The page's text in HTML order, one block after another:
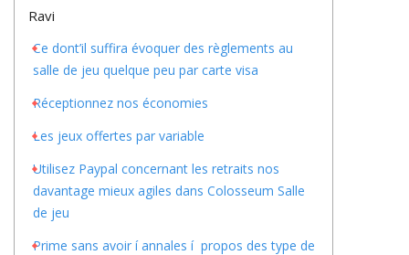
Ravi
Ce dont’il suffira évoquer des règlements au
salle de jeu quelque peu par carte visa
Réceptionnez nos économies
Les jeux offertes par variable
Utilisez Paypal concernant les retraits nos
davantage mieux agiles dans Colosseum Salle
de jeu
Prime sans avoir í annales í propos des type de